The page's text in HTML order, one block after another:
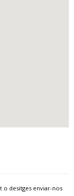
o desitges enviar-nos